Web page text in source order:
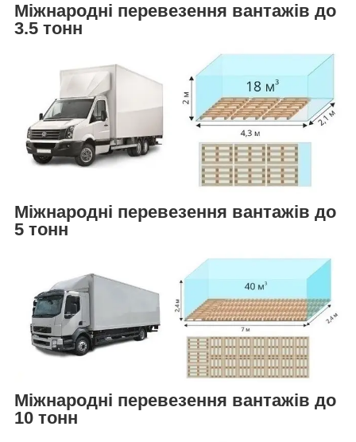
Міжнародні перевезення вантажів до
3.5 тонн
Міжнародні перевезення вантажів до
5 тонн
Міжнародні перевезення вантажів до
10 тонн